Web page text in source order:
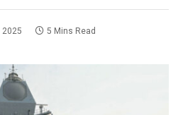
2025 5 Mins Read